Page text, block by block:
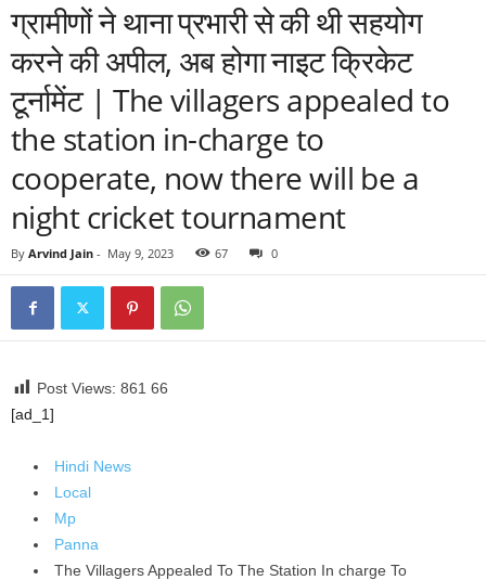
ग्रामीणों ने थाना प्रभारी से की थी सहयोग
करने की अपील, अब होगा नाइट क्रिकेट
टूर्नामेंट | The villagers appealed to
the station in-charge to
cooperate, now there will be a
night cricket tournament
By Arvind Jain - May 9, 2023 67 0
Post Views: 861 66
[ad_1]
Hindi News
Local
Mp
Panna
The Villagers Appealed To The Station In charge To